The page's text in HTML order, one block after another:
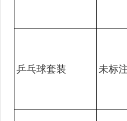
乒乓球套装 未标